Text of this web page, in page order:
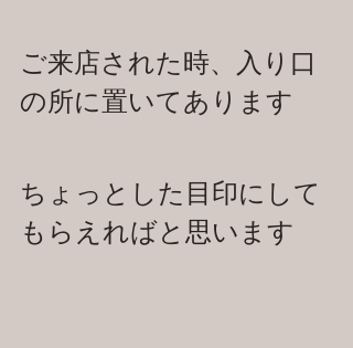
ご来店された時、入り口
の所に置いてあります
ちょっとした目印にして
もらえればと思います